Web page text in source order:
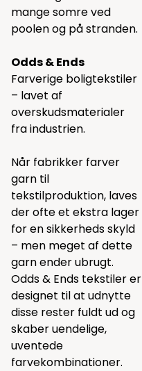
mange somre ved
poolen og på stranden.
Odds & Ends
Farverige boligtekstiler
– lavet af
overskudsmaterialer
fra industrien.
Når fabrikker farver
garn til
tekstilproduktion, laves
der ofte et ekstra lager
for en sikkerheds skyld
– men meget af dette
garn ender ubrugt.
Odds & Ends tekstiler er
designet til at udnytte
disse rester fuldt ud og
skaber uendelige,
uventede
farvekombinationer.